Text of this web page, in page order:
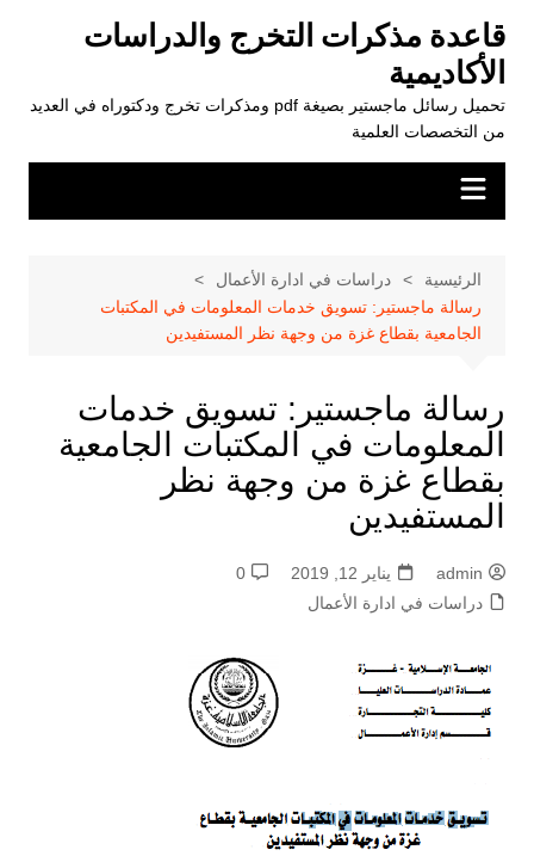
المحتوى
قاعدة مذكرات التخرج والدراسات
الأكاديمية
تحميل رسائل ماجستير بصيغة pdf ومذكرات تخرج ودكتوراه في العديد
من التخصصات العلمية
الرئيسية
دراسات في ادارة الأعمال
رسالة ماجستير: تسويق خدمات المعلومات في المكتبات
الجامعية بقطاع غزة من وجهة نظر المستفيدين
رسالة ماجستير: تسويق خدمات
المعلومات في المكتبات الجامعية
بقطاع غزة من وجهة نظر
المستفيدين
admin يناير 12, 2019
0
دراسات في ادارة الأعمال